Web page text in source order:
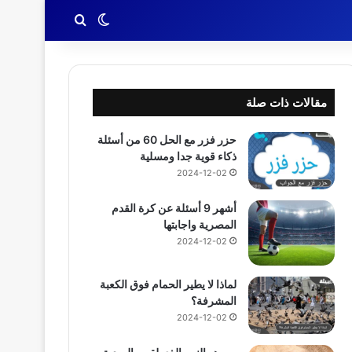
الوضع المظلم
بحث عن
مقالات ذات صلة
حزر فزر مع الحل 60 من أسئلة
ذكاء قوية جدا ومسلية
2024-12-02
أشهر 9 أسئلة عن كرة القدم
المصرية واجابتها
2024-12-02
لماذا لا يطير الحمام فوق الكعبة
المشرفة؟
2024-12-02